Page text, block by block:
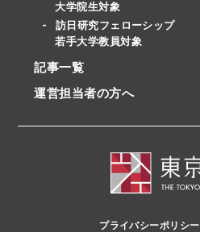
大学院生対象
訪日研究フェローシップ
若手大学教員対象
記事一覧
運営担当者の方へ
プライバシーポリシー